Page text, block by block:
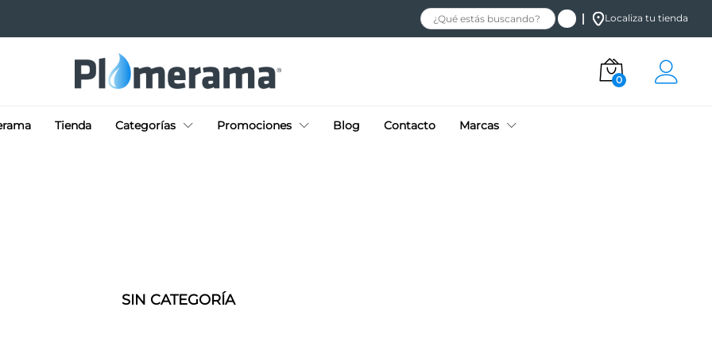
Localiza tu tienda
0
Tienda Categorías Promociones Blog Contacto Marcas
SIN CATEGORÍA